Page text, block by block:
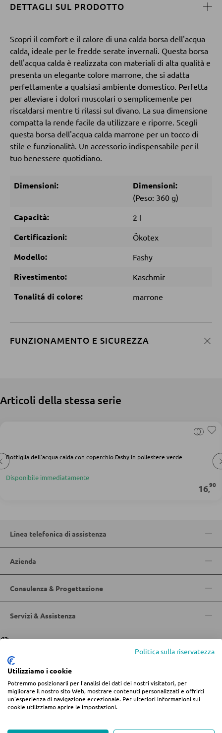
Sgabelli bassi
Pouf
Pouf a sacco
DORMIRE
Comodini
Letti boxspring
Letti matrimoniali
Letti imbottiti
Letti singoli
MATERASSI
Accessori per il materasso
ARMADI
Armadi con ante scorrevoli
SPECCHI
Specchi boudoir e da trucco
Sgabelli da bar
Carrelli da portata
TAVOLI
Tavoli da pranzo
Toeletta da trucco
SEDIE
Sedie da pranzo
DETTAGLI SUL PRODOTTO
Scopri il comfort e il calore di una calda borsa dell'acqua
calda, ideale per le fredde serate invernali. Questa borsa
dell'acqua calda è realizzata con materiali di alta qualità e
presenta un elegante colore marrone, che si adatta
perfettamente a qualsiasi ambiente domestico. Perfetta
per alleviare i dolori muscolari o semplicemente per
riscaldarsi mentre ti rilassi sul divano. La sua dimensione
compatta la rende facile da utilizzare e riporre. Scegli
questa borsa dell'acqua calda marrone per un tocco di
stile e funzionalità. Un accessorio indispensabile per il
tuo benessere quotidiano.
Dimensioni: Dimensioni:
(Peso: 360 g)
Capacità: 2 l
Certificazioni: Ökotex
Modello: Fashy
Rivestimento: Kaschmir
Tonalitá di colore: marrone
FUNZIONAMENTO E SICUREZZA
Articoli della stessa serie
Bottiglia dell'acqua calda con coperchio Fashy in poliestere verde
Disponibile immediatamente
16,90
Linea telefonica di assistenza
Azienda
Consulenza & Progettazione
Servizi & Assistenza
LinguaDeutsch|Italiano
© 2026 Centro arredamento Jungmann
* Tutti i prezzi includono l'IVA piùspese di spedizionese non diversamente
indicato.
Modifica impostazioni dei cookieWhistleblowing
Politica sulla riservatezza
Utilizziamo i cookie
Potremmo posizionarli per l'analisi dei dati dei nostri visitatori, per
migliorare il nostro sito Web, mostrare contenuti personalizzati e offrirti
un'esperienza di navigazione eccezionale. Per ulteriori informazioni sui
cookie utilizziamo aprire le impostazioni.